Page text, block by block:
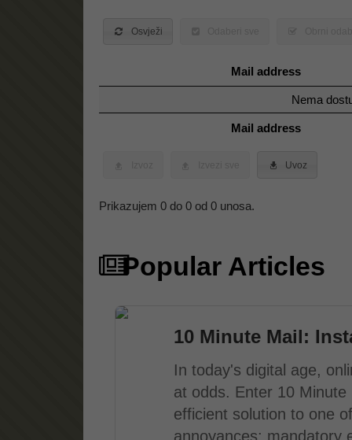
Osvježi
Mail address
Mail address
Nema
Uvoz
Prikazujem 0 do 0 od 0 unosa.
Popular Articles
10 Minute Mail:
In today's digital age,
at odds. Enter 10
efficient solution to one
annoyances: mandatory